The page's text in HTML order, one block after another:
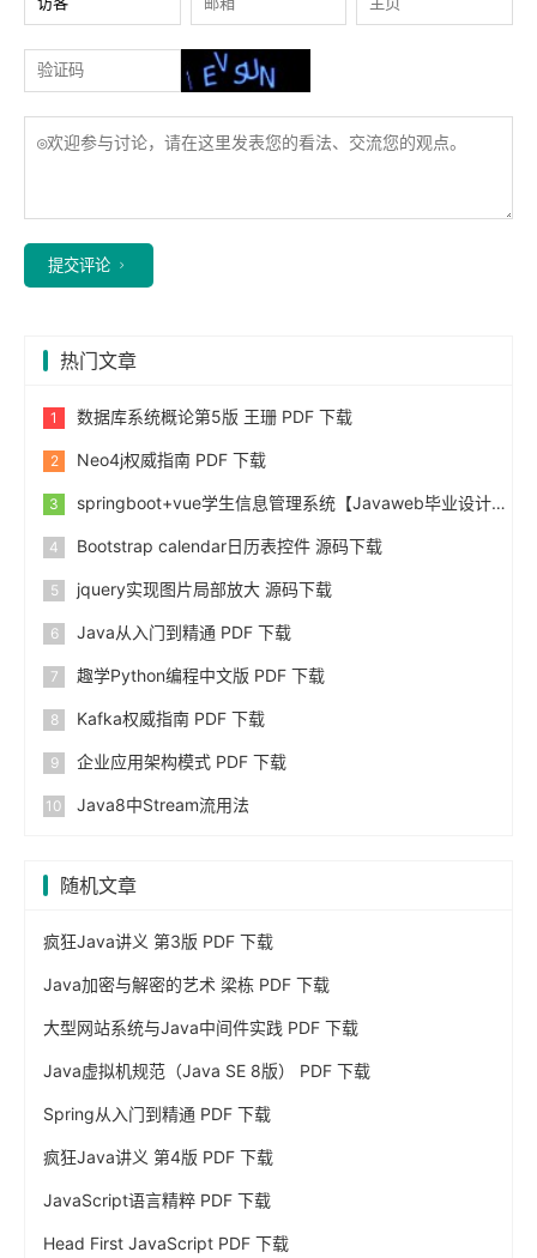
提交评论
热门文章
数据库系统概论第5版 王珊 PDF 下载
Neo4j权威指南 PDF 下载
springboot+vue学生信息管理系统【Javaweb毕业设计】
Bootstrap calendar日历表控件 源码下载
jquery实现图片局部放大 源码下载
Java从入门到精通 PDF 下载
趣学Python编程中文版 PDF 下载
Kafka权威指南 PDF 下载
企业应用架构模式 PDF 下载
Java8中Stream流用法
随机文章
疯狂Java讲义 第3版 PDF 下载
Java加密与解密的艺术 梁栋 PDF 下载
大型网站系统与Java中间件实践 PDF 下载
Java虚拟机规范（Java SE 8版） PDF 下载
Spring从入门到精通 PDF 下载
疯狂Java讲义 第4版 PDF 下载
JavaScript语言精粹 PDF 下载
Head First JavaScript PDF 下载